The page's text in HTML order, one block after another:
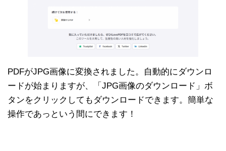
PDFがJPG画像に変換されました。自動的にダウンロ
ードが始まりますが、「JPG画像のダウンロード」ボ
タンをクリックしてもダウンロードできます。簡単な
操作であっという間にできます！